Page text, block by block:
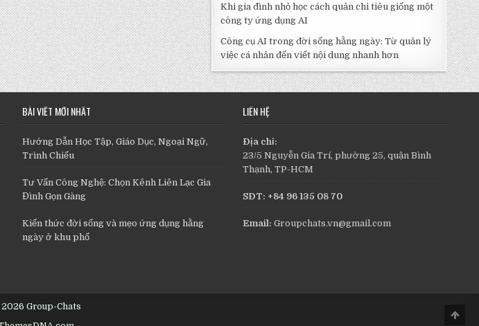
Khi gia đình nhỏ học cách quản chi tiêu giống một
công ty ứng dụng AI
Công cụ AI trong đời sống hằng ngày: Từ quản lý
việc cá nhân đến viết nội dung nhanh hơn
BÀI VIẾT MỚI NHẤT
Hướng Dẫn Học Tập, Giáo Dục, Ngoại Ngữ,
Trình Chiếu
Tư Vấn Công Nghệ: Chọn Kênh Liên Lạc Gia
Đình Gọn Gàng
Kiến thức đời sống và mẹo ứng dụng hằng
ngày ở khu phố
LIÊN HỆ
Địa chỉ:
23/5 Nguyễn Gia Trí, phường 25, quận Bình
Thạnh, TP-HCM
SĐT: +84 96 135 08 70
Email: Groupchats.vn@gmail.com
Group-Chats